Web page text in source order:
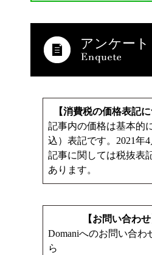
アンケート
【消費税の価格表記に
記事内の価格は基本的
込）表記です。2021年
記事に関しては税抜表
あります。
【お問い合わせ
Domaniへのお問い合わ
ら